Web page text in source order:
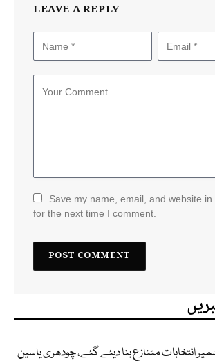
LEAVE A REPLY
Save my name, email, and website
for the next time I comment.
انتخابات متنازع بنا دیئے گئے، چودھری یاسین